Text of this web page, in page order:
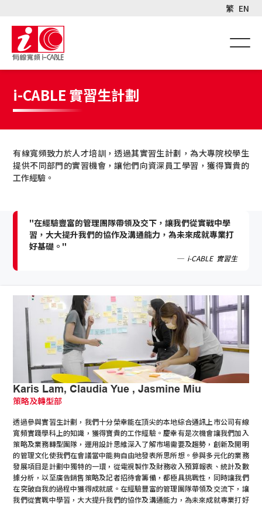
繁 EN
i-CABLE 實習生計劃
有線寬頻致力於人才培訓，透過其實習生計劃，為大專院校學生
提供不同部門的實習機會，讓他們向資深員工學習，獲得寶貴的
工作經驗。
"在經驗豐富的管理團隊帶領及交下，讓我們從實戰中學
習，大大提升我們的協作及溝通能力，為未來成就專業打
好基礎。"
─ i-CABLE 實習生
Karis Lam, Claudia Yue , Jasmine Miu
策略及轉型部
透過參與實習生計劃，我們十分榮幸能在頂尖的本地綜合通訊上市公司有線
寬頻實踐學科上的知識，獲得寶貴的工作經驗。慶幸有是次機會讓我們加入
策略及業務轉型團隊，運用設計思維深入了解市場需要及趨勢，創新及開明
的管理文化使我們在會議當中能夠自由地發表所思所想。參與多元化的業務
發展項目是計劃中獨特的一環，從電視製作及財務收入預算報表、統計及數
據分析，以至廣告銷售策略及記者招待會籌備，都極具挑戰性，同時讓我們
在突破自我的過程中獲得成就感。在經驗豐富的管理團隊帶領及交流下，讓
我們從實戰中學習，大大提升我們的協作及溝通能力，為未來成就專業打好